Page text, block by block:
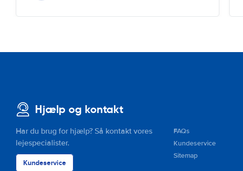
Hjælp og kontakt
Har du brug for hjælp? Så kontakt vores
lejespecialister.
Kundeservice
FAQs
Kundeservice
Sitemap